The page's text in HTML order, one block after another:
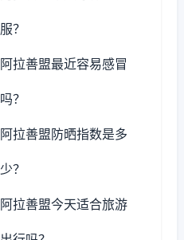
服？
阿拉善盟最近容易感冒
吗？
阿拉善盟防晒指数是多
少？
阿拉善盟今天适合旅游